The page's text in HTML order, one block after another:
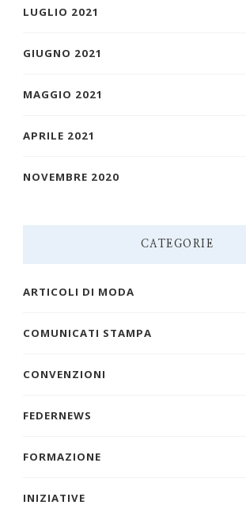
LUGLIO 2021
GIUGNO 2021
MAGGIO 2021
APRILE 2021
NOVEMBRE 2020
CATEGORIE
ARTICOLI DI MODA
COMUNICATI STAMPA
CONVENZIONI
FEDERNEWS
FORMAZIONE
INIZIATIVE